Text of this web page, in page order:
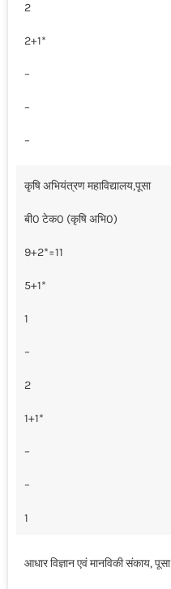
2
2+1*
–
–
–
कृषि अभियंत्रण महाविद्यालय,पूसा
बी0 टेक0 (कृषि अभि0)
9+2*=11
5+1*
1
–
2
1+1*
–
–
1
आधार विज्ञान एवं मानविकी संकाय, पूसा